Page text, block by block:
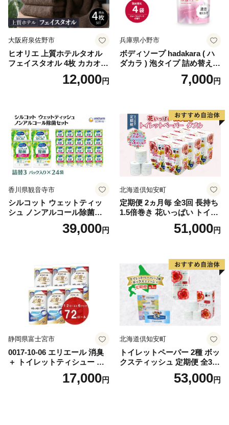
-1]
大阪府泉佐野市
ヒオリエ 上質ホテルタオル
フェイスタオル 4枚 カカオ
【タオル 泉州タオル 吸水 普
段使い 無地 シンプル 日用品
12,000円
兵庫県小野市
ボディソープ hadakara ( ハ
ダカラ ) 泡タイプ 詰め替え 4
40ml×4袋 ボディーソープ 泡
ボディソープ 泡 日用品 消耗
泡石鹸 石鹸 兵庫 兵庫県 小野
7,000円
香川県観音寺市
シルコット ウェットティッ
シュ ノンアルコール除菌詰
替（43枚×3P）×24袋 日用品
おもちゃ 拭き取り 手拭き 外
39,000円
北海道倶知安町
定期便 2ヵ月毎 全3回 長持ち
1.5倍巻き 花いっぱい トイレ
ットペーパー ダブル 45ｍ 計
72ロール 全18種 花柄 プリン
ー 消耗品 備蓄 送料無料 北海
道 倶知安町 日用品
51,000円
静岡県富士宮市
0017-10-06 エリエール 消臭
＋ トイレットティシュー し
っかり香るフレッシュクリア
の香り ダブル 12ロール×6パ
17,000円
北海道倶知安町
トイレットペーパー 2種 ボッ
クスティッシュ 定期便 全3
回 日本製 まとめ買い 防災
常備品 日用雑貨 消耗品 生活
53,000円